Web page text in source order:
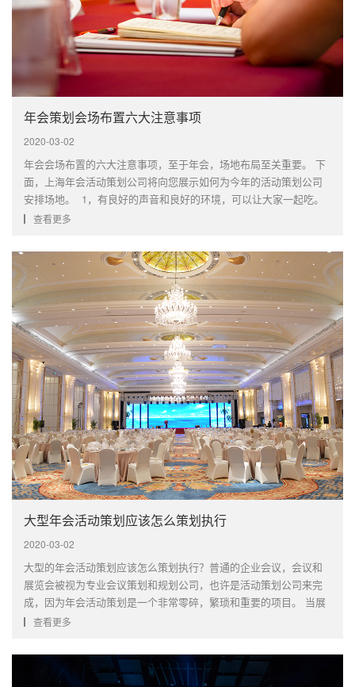
年会策划会场布置六大注意事项
2020-03-02
年会会场布置的六大注意事项，至于年会，场地布局至关重要。 下
面，上海年会活动策划公司将向您展示如何为今年的活动策划公司
安排场地。 1，有良好的声音和良好的环境，可以让大家一起吃。
2.公司两侧有一些关于公司理念的标语（如：公司的文明，商品，愿
查看更多
大型年会活动策划应该怎么策划执行
2020-03-02
大型的年会活动策划应该怎么策划执行？普通的企业会议，会议和
展览会被视为专业会议策划和规划公司，也许是活动策划公司来完
成，因为年会活动策划是一个非常零碎，繁琐和重要的项目。 当展
览公司或活动策划公司接手任务时，首要责任是停止展览策划，而
解释如何···
查看更多